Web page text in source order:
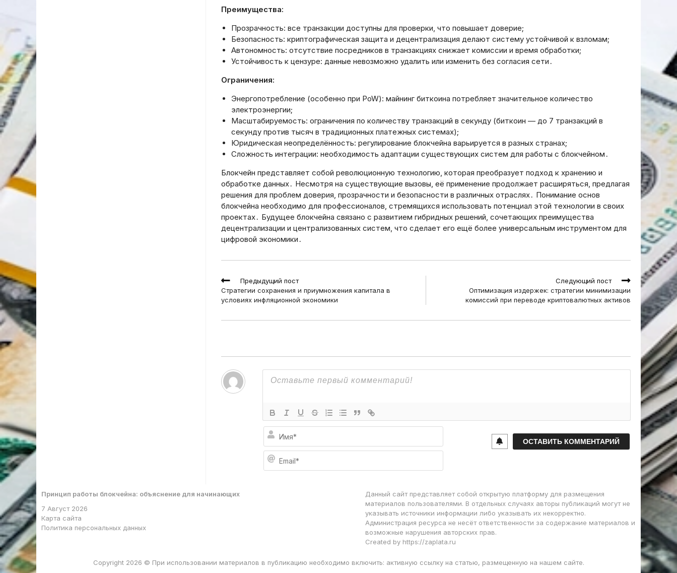
Преимущества:
Прозрачность: все транзакции доступны для проверки, что повышает доверие;
Безопасность: криптографическая защита и децентрализация делают систему устойчивой к взломам;
Автономность: отсутствие посредников в транзакциях снижает комиссии и время обработки;
Устойчивость к цензуре: данные невозможно удалить или изменить без согласия сети․
Ограничения:
Энергопотребление (особенно при PoW): майнинг биткоина потребляет значительное количество
электроэнергии;
Масштабируемость: ограничения по количеству транзакций в секунду (биткоин — до 7 транзакций в
секунду против тысяч в традиционных платежных системах);
Юридическая неопределённость: регулирование блокчейна варьируется в разных странах;
Сложность интеграции: необходимость адаптации существующих систем для работы с блокчейном․
Блокчейн представляет собой революционную технологию, которая преобразует подход к хранению и
обработке данных․ Несмотря на существующие вызовы, её применение продолжает расширяться, предлагая
решения для проблем доверия, прозрачности и безопасности в различных отраслях․ Понимание основ
блокчейна необходимо для профессионалов, стремящихся использовать потенциал этой технологии в своих
проектах․ Будущее блокчейна связано с развитием гибридных решений, сочетающих преимущества
децентрализации и централизованных систем, что сделает его ещё более универсальным инструментом для
цифровой экономики․
Read
more
articles
Предыдущий пост
Стратегии сохранения и приумножения капитала в
условиях инфляционной экономики
Следующий пост
Оптимизация издержек: стратегии минимизации
комиссий при переводе криптовалютных активов
я
l
*
Принцип работы блокчейна: объяснение для начинающих
7 Август 2026
Карта сайта
Политика персональных данных
Данный сайт представляет собой открытую платформу для размещения
материалов пользователями. В отдельных случаях авторы публикаций могут не
указывать источники информации либо указывать их некорректно.
Администрация ресурса не несёт ответственности за содержание материалов и
возможные нарушения авторских прав.
Created by https://zaplata.ru
Copyright 2026 © При использовании материалов в публикацию необходимо включить: активную ссылку на статью, размещенную на нашем сайте.